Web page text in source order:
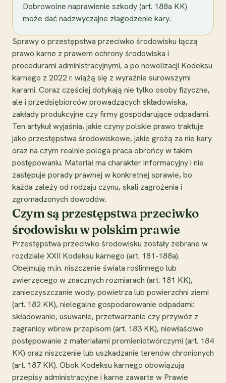
Dobrowolne naprawienie szkody (art. 188a KK)
może dać nadzwyczajne złagodzenie kary.
Sprawy o przestępstwa przeciwko środowisku łączą
prawo karne z prawem ochrony środowiska i
procedurami administracyjnymi, a po nowelizacji Kodeksu
karnego z 2022 r. wiążą się z wyraźnie surowszymi
karami. Coraz częściej dotykają nie tylko osoby fizyczne,
ale i przedsiębiorców prowadzących składowiska,
zakłady produkcyjne czy firmy gospodarujące odpadami.
Ten artykuł wyjaśnia, jakie czyny polskie prawo traktuje
jako przestępstwa środowiskowe, jakie grożą za nie kary
oraz na czym realnie polega praca obrońcy w takim
postępowaniu. Materiał ma charakter informacyjny i nie
zastępuje porady prawnej w konkretnej sprawie, bo
każda zależy od rodzaju czynu, skali zagrożenia i
zgromadzonych dowodów.
Czym są przestępstwa przeciwko
środowisku w polskim prawie
Przestępstwa przeciwko środowisku zostały zebrane w
rozdziale XXII Kodeksu karnego (art. 181-188a).
Obejmują m.in. niszczenie świata roślinnego lub
zwierzęcego w znacznych rozmiarach (art. 181 KK),
zanieczyszczanie wody, powietrza lub powierzchni ziemi
(art. 182 KK), nielegalne gospodarowanie odpadami:
składowanie, usuwanie, przetwarzanie czy przywóz z
zagranicy wbrew przepisom (art. 183 KK), niewłaściwe
postępowanie z materiałami promieniotwórczymi (art. 184
KK) oraz niszczenie lub uszkadzanie terenów chronionych
(art. 187 KK). Obok Kodeksu karnego obowiązują
przepisy administracyjne i karne zawarte w Prawie